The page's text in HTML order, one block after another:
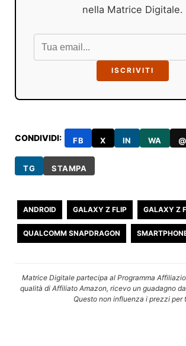
nella Matrice Digitale.
ISCRIVITI
CONDIVIDI: FB X IN WA @
TG STAMPA
ANDROID GALAXY Z FLIP GALAXY Z
QUALCOMM SNAPDRAGON
Matrice Digitale partecipa al Programma
qualità di Affiliato Amazon, ricevo un guadagno
Questo non influenza i prezzi per